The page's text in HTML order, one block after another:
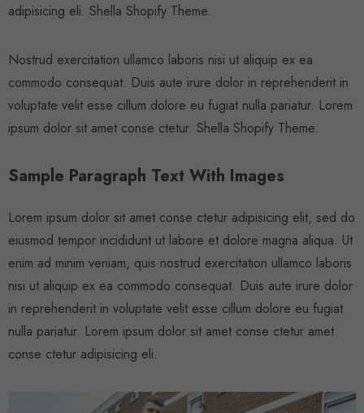
adipisicing eli. Shella Shopify Theme.
Nostrud exercitation ullamco laboris nisi ut aliquip ex ea
commodo consequat. Duis aute irure dolor in reprehenderit in
voluptate velit esse cillum dolore eu fugiat nulla pariatur. Lorem
ipsum dolor sit amet conse ctetur. Shella Shopify Theme.
Sample Paragraph Text With Images
Lorem ipsum dolor sit amet conse ctetur adipisicing elit, sed do
eiusmod tempor incididunt ut labore et dolore magna aliqua. Ut
enim ad minim veniam, quis nostrud exercitation ullamco laboris
nisi ut aliquip ex ea commodo consequat. Duis aute irure dolor
in reprehenderit in voluptate velit esse cillum dolore eu fugiat
nulla pariatur. Lorem ipsum dolor sit amet conse ctetur amet
conse ctetur adipisicing eli.
Wide Leg
14
Women's Long Sleeve
Front Cardigans Button
$45.99